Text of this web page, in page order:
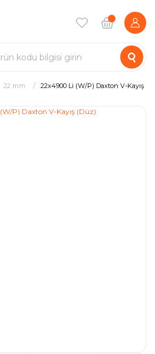
22 mm 22x4900 Li (W/P) Daxton V-Kayış